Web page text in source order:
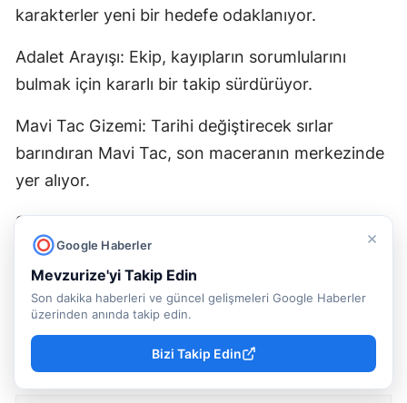
×
Google Haberler
Mevzurize'yi Takip Edin
Son dakika haberleri ve güncel gelişmeleri Google Haberler
üzerinden anında takip edin.
Bizi Takip Edin
karakterler yeni bir hedefe odaklanıyor.
Adalet Arayışı: Ekip, kayıpların sorumlularını
bulmak için kararlı bir takip sürdürüyor.
Mavi Tac Gizemi: Tarihi değiştirecek sırlar
barındıran Mavi Tac, son maceranın merkezinde
yer alıyor.
Stratejik Ortaklıklar: Pogues üyeleri, hayatta
kalabilmek adına eski rakipleri Rafe ile geçici bir
işbirliği kuruyor.
Yorumlar